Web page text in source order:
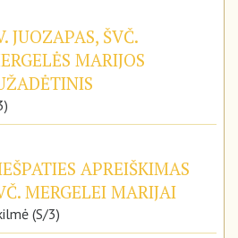
JUOZAPAS, ŠVČ.
MARIJOS
APREIŠKIMAS
MERGELEI MARIJAI
(S/3)